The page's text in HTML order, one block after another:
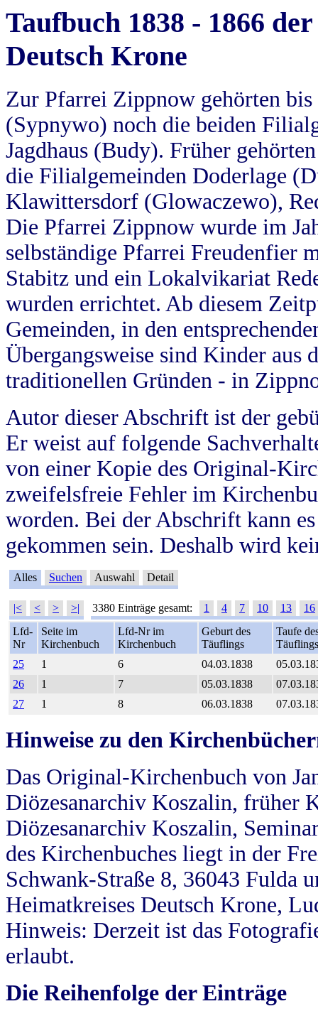
Taufbuch 1838 - 1866
Deutsch Krone
Zur Pfarrei Zippnow gehörten
(Sypnywo) noch die beiden
Jagdhaus (Budy). Früher
die Filialgemeinden Doderlage
Klawittersdorf (Glowaczewo),
Die Pfarrei Zippnow wurde im
selbständige Pfarrei Freudenfier
Stabitz und ein Lokalvikariat
wurden errichtet. Ab diesem
Gemeinden, in den
Übergangsweise sind Kinder aus
traditionellen Gründen - in
Autor dieser Abschrift ist der
Er weist auf folgende
von einer Kopie des Original-
zweifelsfreie Fehler im
worden. Bei der Abschrift kann
gekommen sein. Deshalb wird
Alles Suchen Auswahl Detail
|< < > >| 3380 Einträge gesamt: 1 4 7 10 13
16
Lfd-
Nr
Seite im
Kirchenbuch
Lfd-Nr im
Kirchenbuch
Geburt des
Täuflings
Taufe
Täuflings
25
1 6 04.03.1838
26
1 7 05.03.1838
27
1 8 06.03.1838
Hinweise zu den
Das Original-Kirchenbuch von
Diözesanarchiv Koszalin, früher
Diözesanarchiv Koszalin,
des Kirchenbuches liegt in der
Schwank-Straße 8, 36043 Fulda
Heimatkreises Deutsch Krone,
Hinweis: Derzeit ist das
erlaubt.
Die Reihenfolge der Einträge